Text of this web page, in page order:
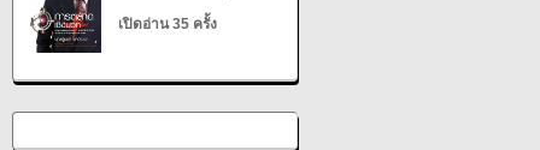
เปิดอ่าน 35 ครั้ง